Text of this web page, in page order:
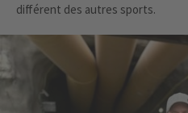
différent des autres sports.